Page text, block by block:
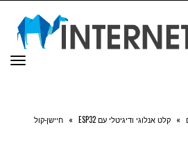
» קלט אנלוגי ודיגיטלי עם ESP32 » חיישן-קול